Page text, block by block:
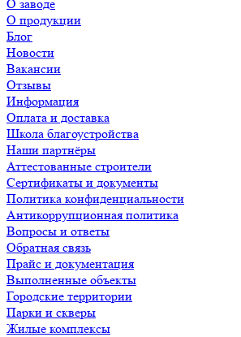
О заводе
О продукции
Блог
Новости
Вакансии
Отзывы
Информация
Оплата и доставка
Школа благоустройства
Наши партнёры
Аттестованные строители
Сертификаты и документы
Политика конфиденциальности
Антикоррупционная политика
Вопросы и ответы
Обратная связь
Прайс и документация
Выполненные объекты
Городские территории
Парки и скверы
Жилые комплексы